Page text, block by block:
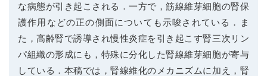
な病態が引き起こされる．一方で，筋線維芽細胞の腎保
護作用などの正の側面についても示唆されている．ま
た，高齢腎で誘導され慢性炎症を引き起こす腎三次リン
パ組織の形成にも，特殊に分化した腎線維芽細胞が寄与
している．本稿では，腎線維化のメカニズムに加え，腎